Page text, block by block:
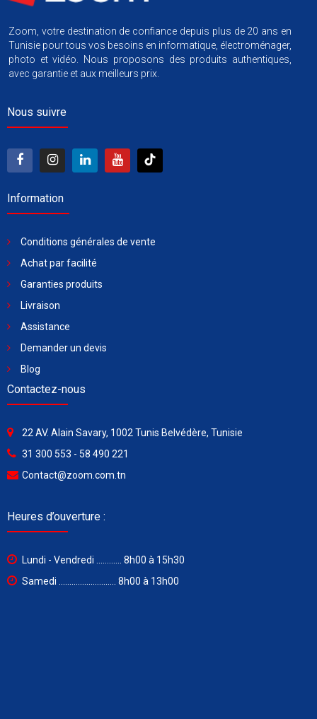
Zoom, votre destination de confiance depuis plus de 20 ans en
Tunisie pour tous vos besoins en informatique, électroménager,
photo et vidéo. Nous proposons des produits authentiques,
avec garantie et aux meilleurs prix.
Nous suivre
Information
Conditions générales de vente
Achat par facilité
Garanties produits
Livraison
Assistance
Demander un devis
Blog
Contactez-nous
22 AV. Alain Savary, 1002 Tunis Belvédère, Tunisie
31 300 553 - 58 490 221
Contact@zoom.com.tn
Heures d’ouverture :
Lundi - Vendredi ............ 8h00 à 15h30
Samedi ........................... 8h00 à 13h00